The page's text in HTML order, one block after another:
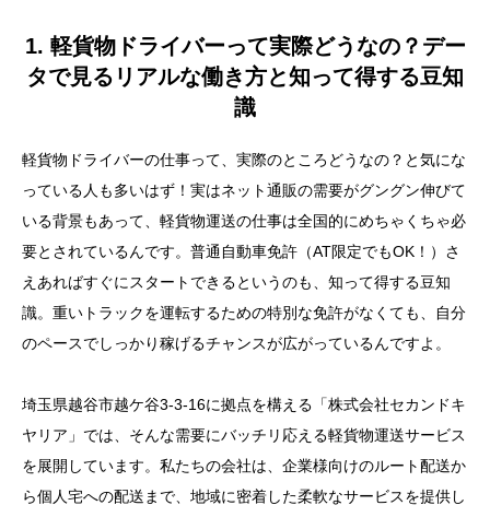
1. 軽貨物ドライバーって実際どうなの？デー
タで見るリアルな働き方と知って得する豆知
識
軽貨物ドライバーの仕事って、実際のところどうなの？と気にな
っている人も多いはず！実はネット通販の需要がグングン伸びて
いる背景もあって、軽貨物運送の仕事は全国的にめちゃくちゃ必
要とされているんです。普通自動車免許（AT限定でもOK！）さ
えあればすぐにスタートできるというのも、知って得する豆知
識。重いトラックを運転するための特別な免許がなくても、自分
のペースでしっかり稼げるチャンスが広がっているんですよ。
埼玉県越谷市越ケ谷3-3-16に拠点を構える「株式会社セカンドキ
ヤリア」では、そんな需要にバッチリ応える軽貨物運送サービス
を展開しています。私たちの会社は、企業様向けのルート配送か
ら個人宅への配送まで、地域に密着した柔軟なサービスを提供し